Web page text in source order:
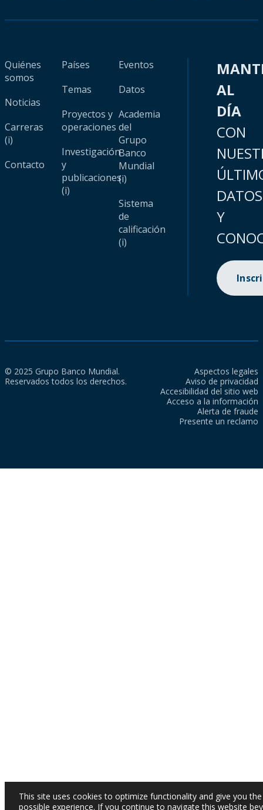
Quiénes
somos
Noticias
Carreras
(i)
Contacto
Países
Temas
Proyectos y
operaciones
Investigación
y
publicaciones
(i)
Eventos
Datos
Academia
del
Grupo
Banco
Mundial
(i)
Sistema
de
calificación
(i)
AL
DÍA
CON
DATOS
Y
© 2025 Grupo Banco Mundial.
Reservados todos los derechos.
Aspectos legales
Aviso de privacidad
Accesibilidad del sitio web
Acceso a la información
Alerta de fraude
Presente un reclamo
This site uses cookies to optimize functionality and give you
possible experience. If you continue to navigate this website